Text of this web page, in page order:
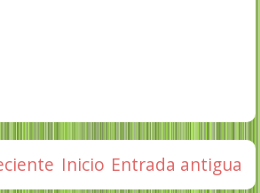
Entrada antigua
Inicio